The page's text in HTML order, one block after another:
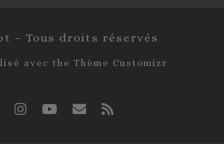
– Tous droits réservés
avec the Thème Customizr